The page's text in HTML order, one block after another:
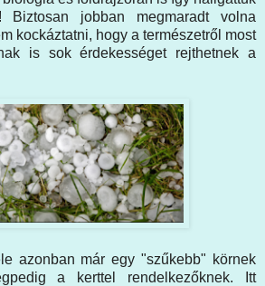
Biztosan jobban megmaradt volna
kockáztatni, hogy a természetről most
is sok érdekességet rejthetnek a
azonban már egy "szűkebb" körnek
a kerttel rendelkezőknek. Itt